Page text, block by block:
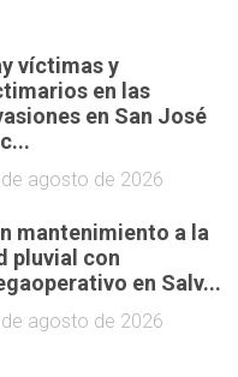
víctimas y
en las
en San José
agosto de 2026
mantenimiento a la
pluvial con
en Salv...
agosto de 2026